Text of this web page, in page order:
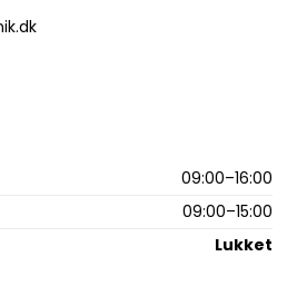
09:00–16:00
09:00–15:00
Lukket